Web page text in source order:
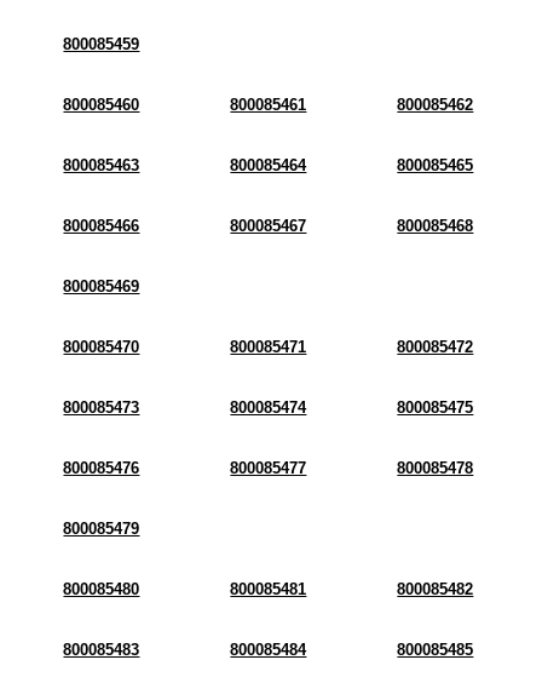
800085459
800085460 800085461 800085462
800085463 800085464 800085465
800085466 800085467 800085468
800085469
800085470 800085471 800085472
800085473 800085474 800085475
800085476 800085477 800085478
800085479
800085480 800085481 800085482
800085483 800085484 800085485